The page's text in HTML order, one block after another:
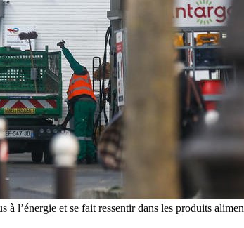
à l’énergie et se fait ressentir dans les produits